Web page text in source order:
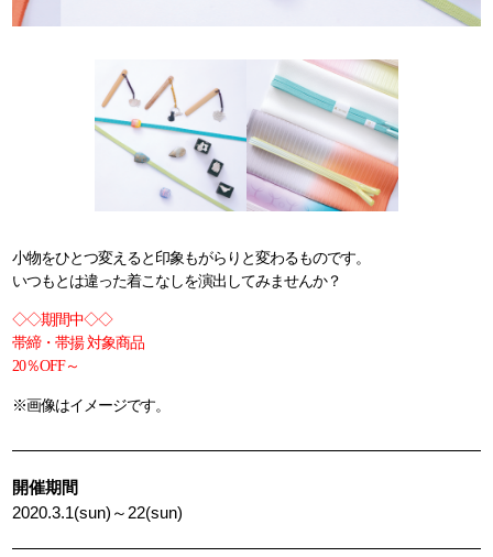
小物をひとつ変えると印象もがらりと変わるものです。
いつもとは違った着こなしを演出してみませんか？
◇◇期間中◇◇
帯締・帯揚 対象商品
20％OFF～
※画像はイメージです。
開催期間
2020.3.1(sun)～22(sun)